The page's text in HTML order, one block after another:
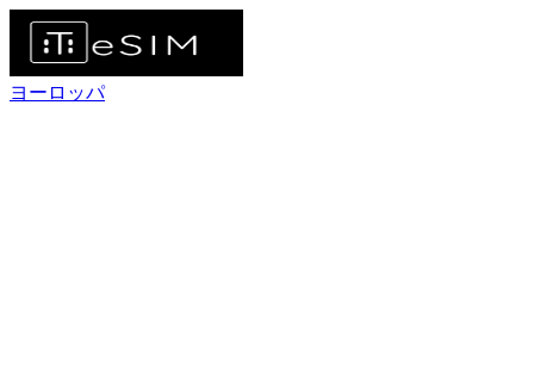
ヨーロッパ